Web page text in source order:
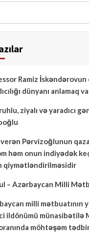
Ramiz İskəndərovun
dünyanı anlamaq
ziyalı və yaradıcı
Pərvizoğlunun
həm onun indiyədək
qiymətləndirilməsidir
– Azərbaycan Milli
milli mətbuatının
ildönümü münasibətilə
möhtəşəm